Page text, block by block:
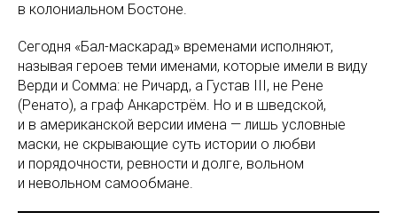
в колониальном Бостоне.
Сегодня «Бал-маскарад» временами исполняют,
называя героев теми именами, которые имели в виду
Верди и Сомма: не Ричард, а Густав III, не Рене
(Ренато), а граф Анкарстрём. Но и в шведской,
и в американской версии имена — лишь условные
маски, не скрывающие суть истории о любви
и порядочности, ревности и долге, вольном
и невольном самообмане.